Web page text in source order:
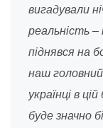
вигадували
реальність –
піднявся на
наш
українці в
буде значно